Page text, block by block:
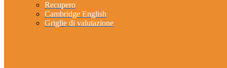
Recupero
Cambridge English
Griglie di valutazione